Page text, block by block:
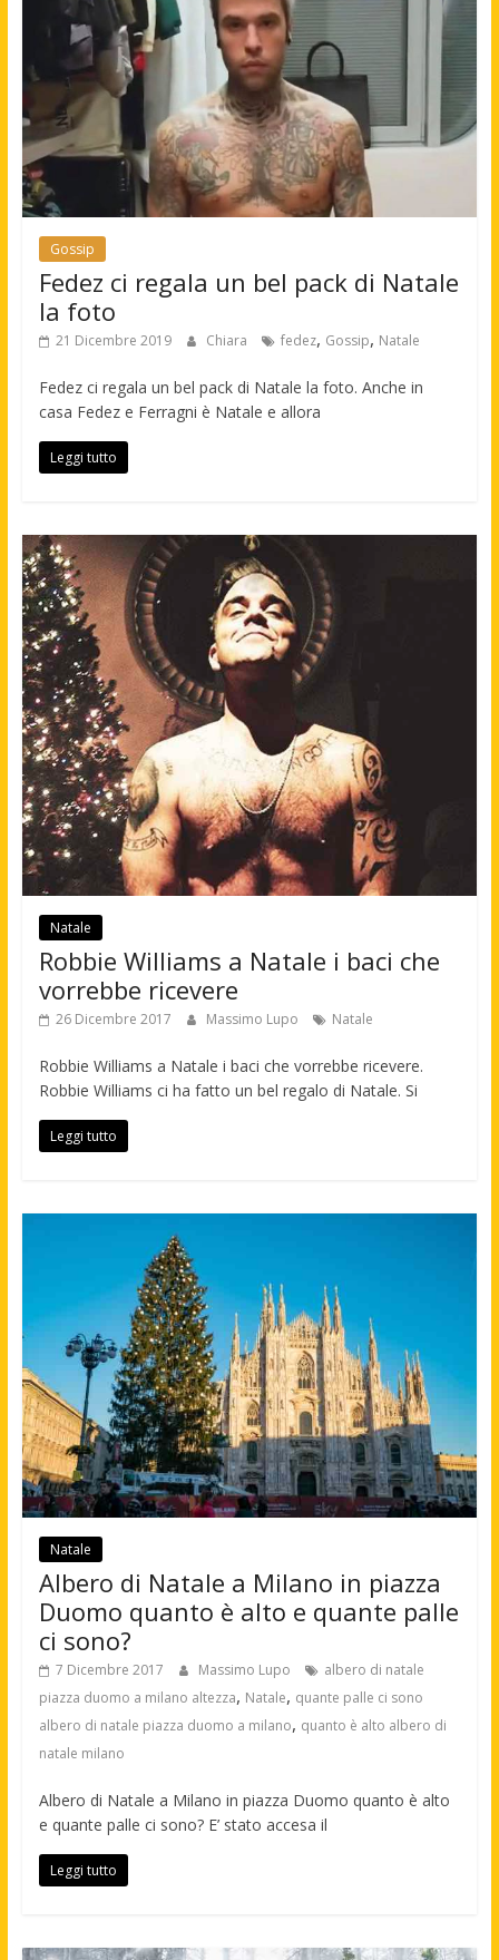
Gossip
Fedez ci regala un bel pack di Natale
la foto
21 Dicembre 2019 Chiara fedez, Gossip, Natale
Fedez ci regala un bel pack di Natale la foto. Anche in
casa Fedez e Ferragni è Natale e allora
Leggi tutto
Natale
Robbie Williams a Natale i baci che
vorrebbe ricevere
26 Dicembre 2017 Massimo Lupo Natale
Robbie Williams a Natale i baci che vorrebbe ricevere.
Robbie Williams ci ha fatto un bel regalo di Natale. Si
Leggi tutto
Natale
Albero di Natale a Milano in piazza
Duomo quanto è alto e quante palle
ci sono?
7 Dicembre 2017 Massimo Lupo
albero di natale
piazza duomo a milano altezza, Natale, quante palle ci sono
albero di natale piazza duomo a milano, quanto è alto albero di
natale milano
Albero di Natale a Milano in piazza Duomo quanto è alto
e quante palle ci sono? E’ stato accesa il
Leggi tutto